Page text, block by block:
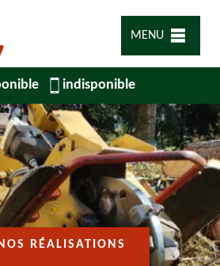
MENU
indisponible
RÉALISATIONS